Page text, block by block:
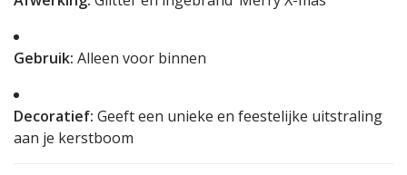
Gebruik: Alleen voor binnen
Decoratief: Geeft een unieke en feestelijke uitstraling
aan je kerstboom